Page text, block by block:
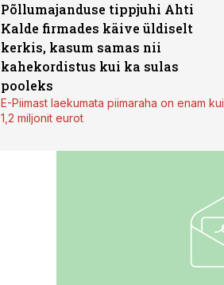
Põllumajanduse tippjuhi Ahti
Kalde firmades käive üldiselt
kerkis, kasum samas nii
kahekordistus kui ka sulas
pooleks
E-Piimast laekumata piimaraha on enam kui
1,2 miljonit eurot